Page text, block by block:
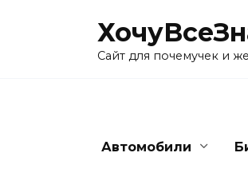
Сайт для почемучек и
Автомобили